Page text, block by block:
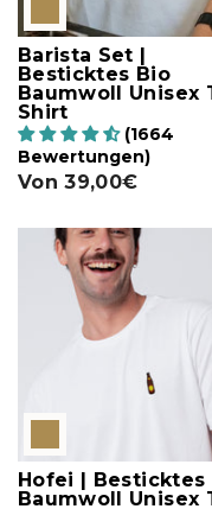
Barista Set |
Besticktes Bio
Baumwoll Unisex
Shirt
(1664
Bewertungen)
Von 39,00€
Hofei | Besticktes
Baumwoll Unisex